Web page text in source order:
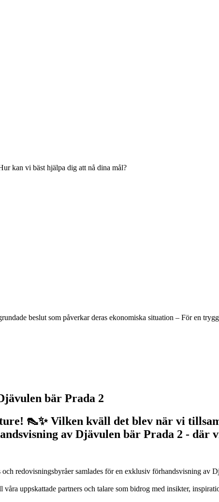
kan vi bäst hjälpa dig att nå dina mål?
beslut som påverkar deras ekonomiska situation – För en
bär Prada 2
👠✨ Vilken kväll det blev när vi
av Djävulen bär Prada 2 - där
redovisningsbyråer samlades för en exklusiv förhandsvisning av
uppskattade partners och talare som bidrog med insikter,